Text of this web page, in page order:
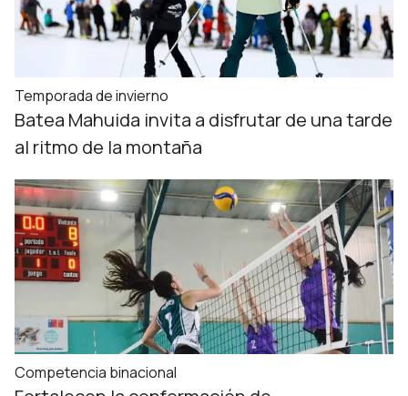
Temporada de invierno
Batea Mahuida invita a disfrutar de una tarde
al ritmo de la montaña
Competencia binacional